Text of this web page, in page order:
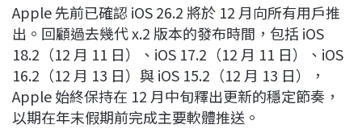
Apple 先前已確認 iOS 26.2 將於 12 月向所有用戶推
出。回顧過去幾代 x.2 版本的發布時間，包括 iOS
18.2（12 月 11 日）、iOS 17.2（12 月 11 日）、iOS
16.2（12 月 13 日）與 iOS 15.2（12 月 13 日），
Apple 始終保持在 12 月中旬釋出更新的穩定節奏，
以期在年末假期前完成主要軟體推送。